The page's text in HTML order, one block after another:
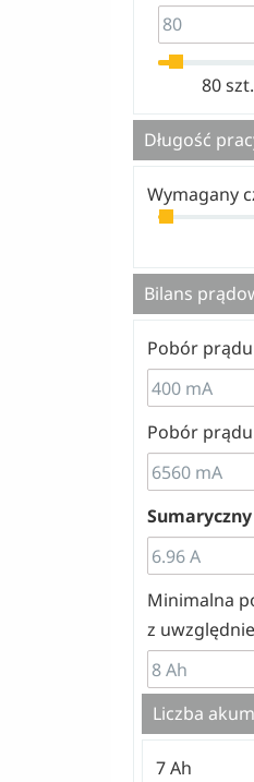
80 szt.
Długość
Wymagany
Bilans
Pobór
Pobór
Minimalna
z
Liczba
7 Ah